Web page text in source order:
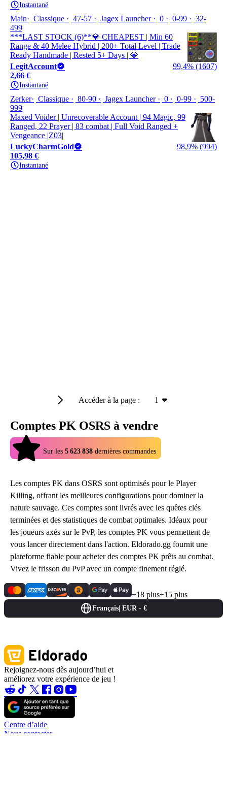
Instantané
Main Classique 47-57 Jagex Launcher 0 0-99
32-
499
***LAST STOCK (6)**💎 CHEAPEST | Min 60
Range & 40 Melee Hybrid | 200+ Total Level | Trade
Ready Handmade | Rested 5+ Days | 💎
LegitAccount
99,4% (1607)
2,66 €
Instantané
Zerker Classique 80-90 Jagex Launcher 0 0-99
500-
999
Maxed Voider | Unrecoverable Account | 94 Magic, 99
Ranged, 22 Prayer | 83 combat | Full Void Ranged +
Vengeance |Z03|
LuckyCharmGold
98,9% (994)
105,98 €
Instantané
Accéder à la page : 1
Comptes PK OSRS à vendre
Sur les 5 623 838 dernières commandes
Les comptes PK dans OSRS sont optimisés pour le Player
Killing, offrant les meilleures configurations pour dominer la
nature sauvage. Ces comptes sont livrés avec les quêtes clés
terminées et des statistiques de combat optimales. Idéaux pour
les joueurs axés sur le PvP, les comptes PK vous permettent de
vous lancer directement dans l'action. Eldorado.gg fournit une
plateforme fiable pour acheter des comptes PK prêts au combat.
Vivez le frisson du PvP avec un compte finement réglé.
+18 plus+15 plus
Français EUR - €
Rejoignez-nous dès aujourd’hui et
améliorez votre expérience de jeu !
Centre d’aide
Nous contacter